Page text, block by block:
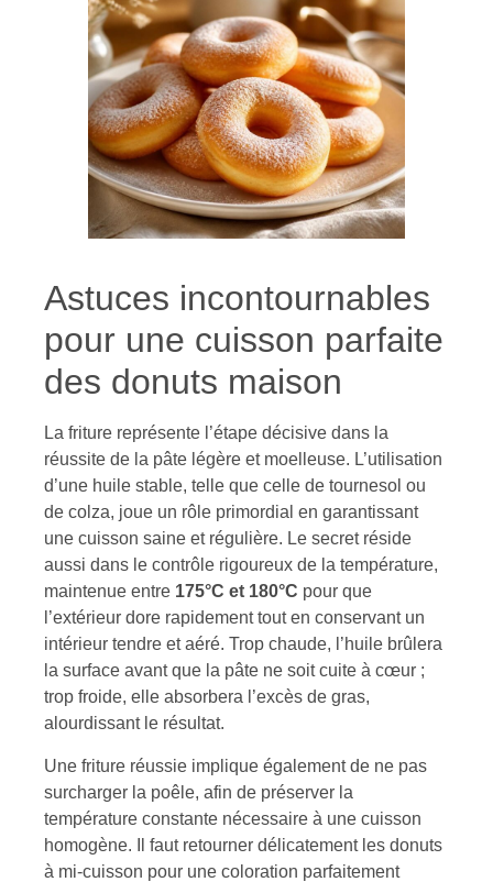
Astuces incontournables
pour une cuisson parfaite
des donuts maison
La friture représente l’étape décisive dans la
réussite de la pâte légère et moelleuse. L’utilisation
d’une huile stable, telle que celle de tournesol ou
de colza, joue un rôle primordial en garantissant
une cuisson saine et régulière. Le secret réside
aussi dans le contrôle rigoureux de la température,
maintenue entre 175°C et 180°C pour que
l’extérieur dore rapidement tout en conservant un
intérieur tendre et aéré. Trop chaude, l’huile brûlera
la surface avant que la pâte ne soit cuite à cœur ;
trop froide, elle absorbera l’excès de gras,
alourdissant le résultat.
Une friture réussie implique également de ne pas
surcharger la poêle, afin de préserver la
température constante nécessaire à une cuisson
homogène. Il faut retourner délicatement les donuts
à mi-cuisson pour une coloration parfaitement